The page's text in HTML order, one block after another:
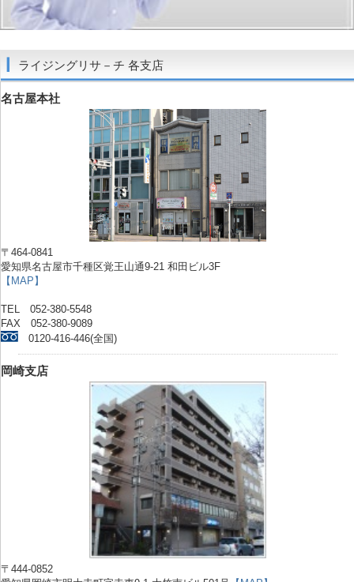
ライジングリサ－チ 各支店
名古屋本社
〒464-0841
愛知県名古屋市千種区覚王山通9-21 和田ビル3F
【MAP】
TEL 052-380-5548
FAX 052-380-9089
0120-416-446(全国)
岡崎支店
〒444-0852